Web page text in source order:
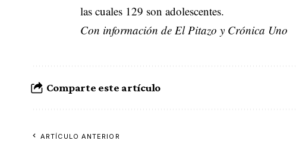
las cuales 129 son adolescentes.
Con información de El Pitazo y Crónica Uno
Comparte este artículo
ARTÍCULO ANTERIOR